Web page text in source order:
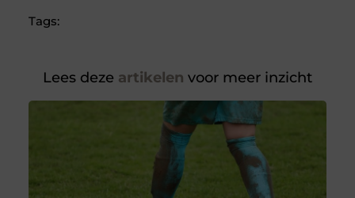
Tags:
Lees deze artikelen voor meer inzicht